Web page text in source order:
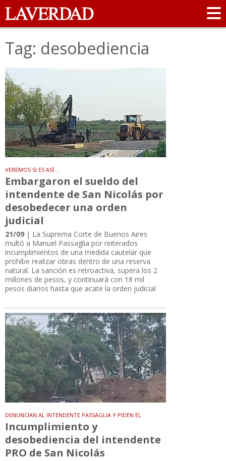
Tag: desobediencia
VEREMOS SI ES ASÍ...
Embargaron el sueldo del
intendente de San Nicolás por
desobedecer una orden
judicial
21/09 | La Suprema Corte de Buenos Aires
multó a Manuel Passaglia por reiterados
incumplimientos de una medida cautelar que
prohíbe realizar obras dentro de una reserva
natural. La sanción es retroactiva, supera los 2
millones de pesos, y continuará con 18 mil
pesos diarios hasta que acate la orden judicial
DENUNCIAN AL INTENDENTE PASSAGLIA Y PIDEN EL
Incumplimiento y
desobediencia del intendente
PRO de San Nicolás